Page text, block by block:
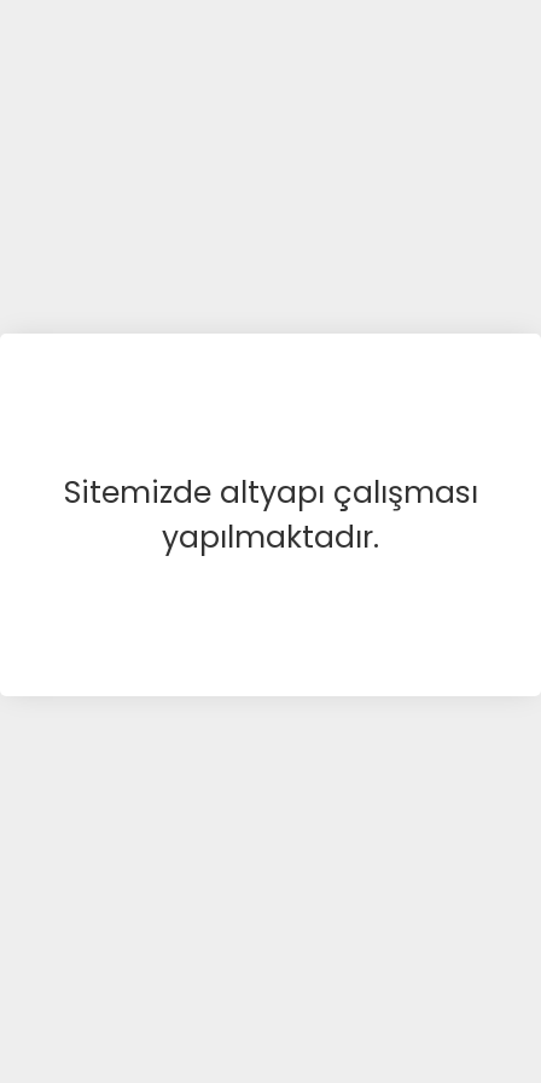
Sitemizde altyapı çalışması
yapılmaktadır.